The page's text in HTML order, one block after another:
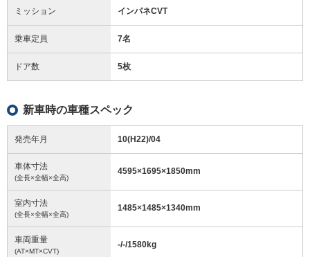
ミッション インパネCVT
乗車定員 7名
ドア数 5枚
新車時の車種スペック
発売年月 10(H22)/04
車体寸法
(全長×全幅×全高)
4595×1695×1850mm
室内寸法
(全長×全幅×全高)
1485×1485×1340mm
車両重量
(AT×MT×CVT)
-/-/1580kg